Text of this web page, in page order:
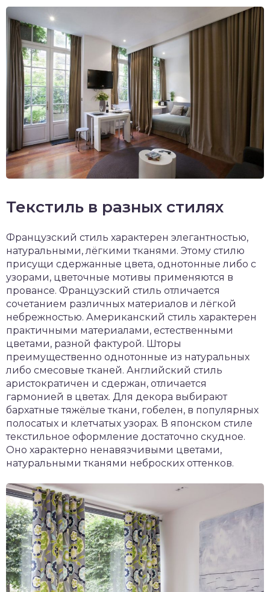
Текстиль в разных стилях
Французский стиль характерен элегантностью,
натуральными, лёгкими тканями. Этому стилю
присущи сдержанные цвета, однотонные либо с
узорами, цветочные мотивы применяются в
провансе. Французский стиль отличается
сочетанием различных материалов и лёгкой
небрежностью. Американский стиль характерен
практичными материалами, естественными
цветами, разной фактурой. Шторы
преимущественно однотонные из натуральных
либо смесовые тканей. Английский стиль
аристократичен и сдержан, отличается
гармонией в цветах. Для декора выбирают
бархатные тяжёлые ткани, гобелен, в популярных
полосатых и клетчатых узорах. В японском стиле
текстильное оформление достаточно скудное.
Оно характерно ненавязчивыми цветами,
натуральными тканями неброских оттенков.